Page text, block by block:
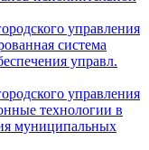
управления
система
управл.
управления
технологии в
муниципальных